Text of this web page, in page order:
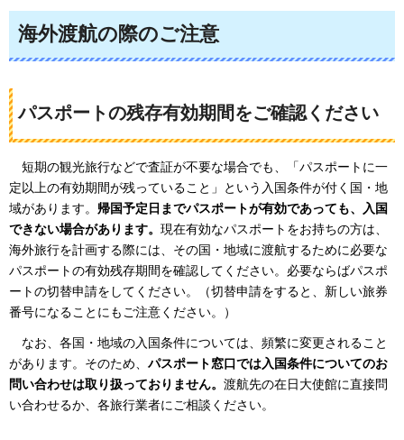
海外渡航の際のご注意
パスポートの残存有効期間をご確認ください
短期の観光旅行などで査証が不要な場合でも、「パスポートに一
定以上の有効期間が残っていること」という入国条件が付く国・地
域があります。 帰国予定日までパスポートが有効であっても、入国
できない場合があります。 現在有効なパスポートをお持ちの方は、
海外旅行を計画する際には、その国・地域に渡航するために必要な
パスポートの有効残存期間を確認してください。必要ならばパスポ
ートの切替申請をしてください。（切替申請をすると、新しい旅券
番号になることにもご注意ください。）
なお、各国・地域の入国条件については、頻繁に変更されること
があります。そのため、 パスポート窓口では入国条件についてのお
問い合わせは取り扱っておりません。 渡航先の在日大使館に直接問
い合わせるか、各旅行業者にご相談ください。